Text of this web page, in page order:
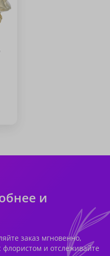
и
заказ мгновенно,
флористом и отслеживайте